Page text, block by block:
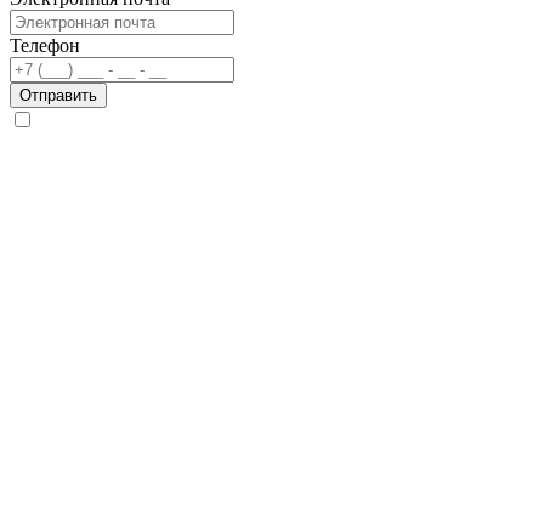
Телефон
Отправить